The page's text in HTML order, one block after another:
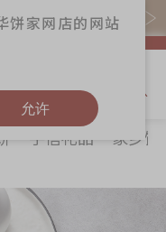
赚易赏钱($5=1分)
更多
奇华工作坊
手信礼品
家乡饼
饼家网店的网站
允许